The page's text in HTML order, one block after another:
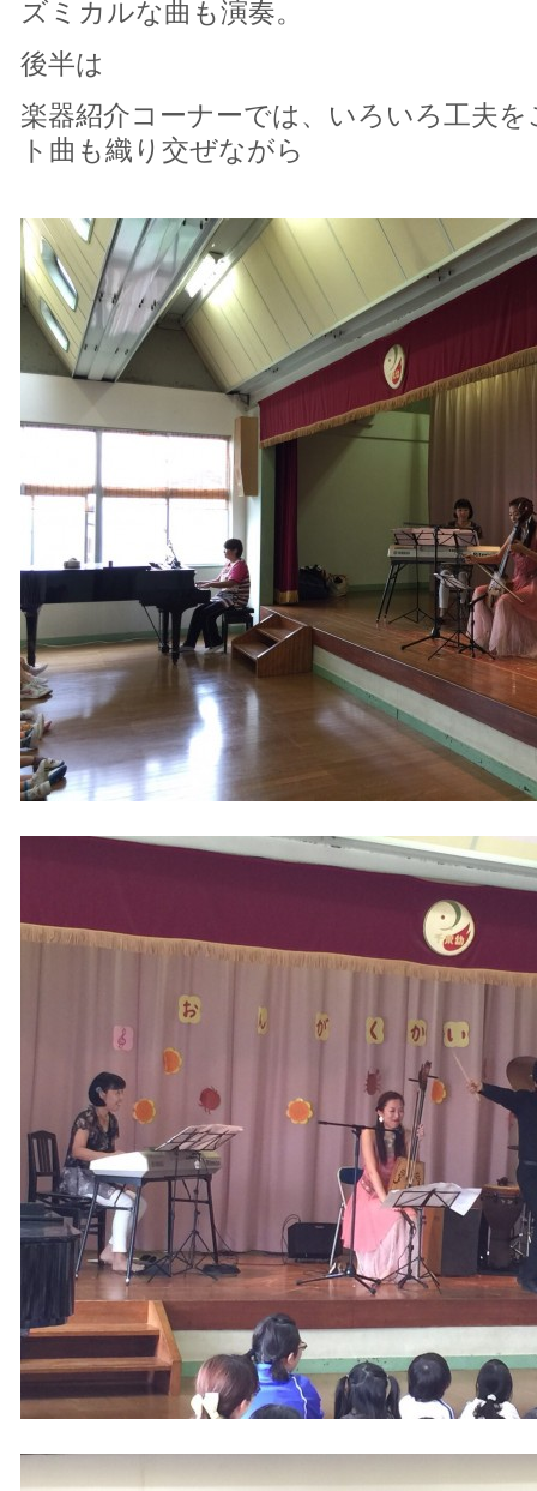
ズミカルな曲も演奏。
後半は
楽器紹介コーナーでは、いろいろ工夫
ト曲も織り交ぜながら